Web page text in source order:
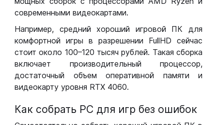
современными видеокартами.
Например, средний хороший игровой ПК для
комфортной игры в разрешении FullHD сейчас
стоит около 100–120 тысяч рублей. Такая сборка
включает производительный процессор,
достаточный объем оперативной памяти и
видеокарту уровня RTX 4060.
Как собрать РС для игр без ошибок